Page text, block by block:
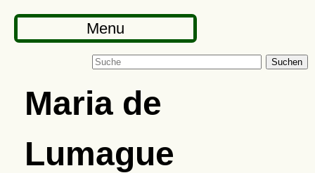
Menu
Suchen
Maria de
Lumague